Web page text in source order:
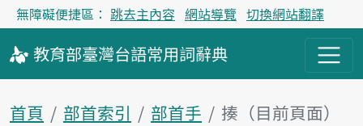
無障礙便捷區： 跳去主內容 網站導覽 切換網站翻譯
教育部臺灣台語常用詞辭典
首頁 部首索引 部首手 揍（目前頁面）